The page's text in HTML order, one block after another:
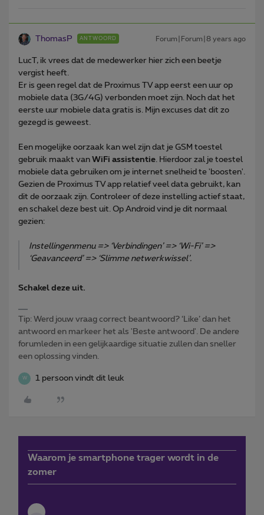
ThomasP ANTWOORD Forum|Forum|8 years ago
LucT, ik vrees dat de medewerker hier zich een beetje
vergist heeft.
Er is geen regel dat de Proximus TV app eerst een uur op
mobiele data (3G/4G) verbonden moet zijn. Noch dat het
eerste uur mobiele data gratis is. Mijn excuses dat dit zo
gezegd is geweest.
Een mogelijke oorzaak kan wel zijn dat je GSM toestel
gebruik maakt van WiFi assistentie . Hierdoor zal je toestel
mobiele data gebruiken om je internet snelheid te 'boosten'.
Gezien de Proximus TV app relatief veel data gebruikt, kan
dit de oorzaak zijn. Controleer of deze instelling actief staat,
en schakel deze best uit. Op Android vind je dit normaal
gezien:
Instellingenmenu => ‘Verbindingen’ => ‘Wi-Fi’ =>
‘Geavanceerd’ => ‘Slimme netwerkwissel’.
Schakel deze uit.
Tip: Werd jouw vraag correct beantwoord? ‘Like’ dan het
antwoord en markeer het als 'Beste antwoord'. De andere
forumleden in een gelijkaardige situatie zullen dan sneller
een oplossing vinden.
W 1 persoon vindt dit leuk
Waarom je smartphone trager wordt in de
zomer